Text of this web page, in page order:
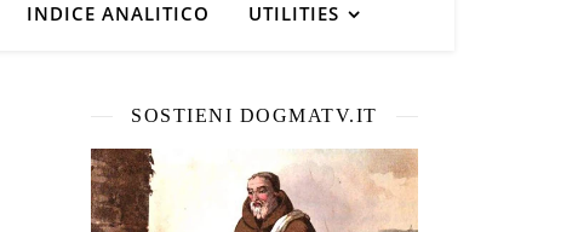
INDICE ANALITICO UTILITIES
SOSTIENI DOGMATV.IT